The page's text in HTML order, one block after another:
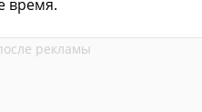
время.